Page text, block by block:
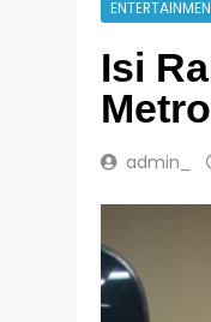
Isi
admin_